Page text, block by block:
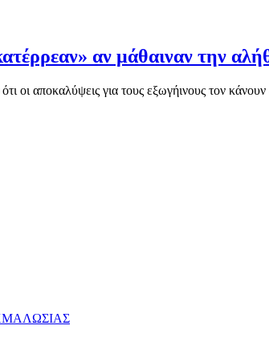
αν μάθαιναν την
αποκαλύψεις για τους εξωγήινους τον κάνουν